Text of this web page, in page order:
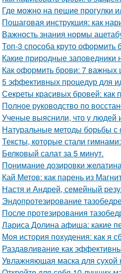
Где можно на пешие прогулки
Пошаговая инструкция: как
Важность знания нормы
Топ-3 способа круто оформить
Какие природные заповедники
Как оформить брови: 7 важных
5 эффективных процедур для
Секреты красивых бровей: как
Полное руководство по
Ученые выяснили, что у людей
Натуральные методы борьбы
Тексты, которые стали
Белковый салат за 5 минут.
Понимание дозировки
Кай Метов: как парень из
Настя и Андрей, семейный
Эндопротезирование
После протезирования
Лариса Долина афиша: какие
Моя история похудения: как я
Раздавливание как
Увлажняющая маска для сухой